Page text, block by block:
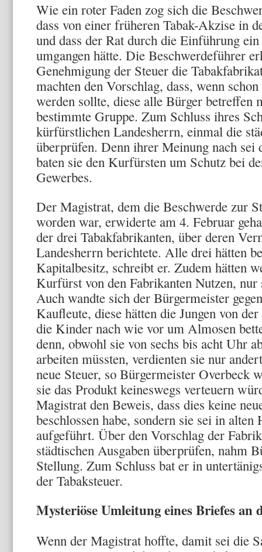
Wie ein roter Faden zog sich die
dass von einer früheren Tabak-Akzise in
und dass der Rat durch die Einführung
umgangen hätte. Die Beschwerdeführer
Genehmigung der Steuer die
machten den Vorschlag, dass, wenn
werden sollte, diese alle Bürger betreffen
bestimmte Gruppe. Zum Schluss ihres
kürfürstlichen Landesherrn, einmal die
überprüfen. Denn ihrer Meinung nach sei
baten sie den Kurfürsten um Schutz bei
Gewerbes.
Der Magistrat, dem die Beschwerde zur
worden war, erwiderte am 4. Februar
der drei Tabakfabrikanten, über deren
Landesherrn berichtete. Alle drei hätten
Kapitalbesitz, schreibt er. Zudem hätten
Kurfürst von den Fabrikanten Nutzen, nur
Auch wandte sich der Bürgermeister
Kaufleute, diese hätten die Jungen von
die Kinder nach wie vor um Almosen
denn, obwohl sie von sechs bis acht Uhr
arbeiten müssten, verdienten sie nur
neue Steuer, so Bürgermeister Overbeck
sie das Produkt keineswegs verteuern
Magistrat den Beweis, dass dies keine
beschlossen habe, sondern sie sei in alten
aufgeführt. Über den Vorschlag der
städtischen Ausgaben überprüfen, nahm
Stellung. Zum Schluss bat er in
der Tabaksteuer.
Mysteriöse Umleitung eines Briefes an
Wenn der Magistrat hoffte, damit sei die